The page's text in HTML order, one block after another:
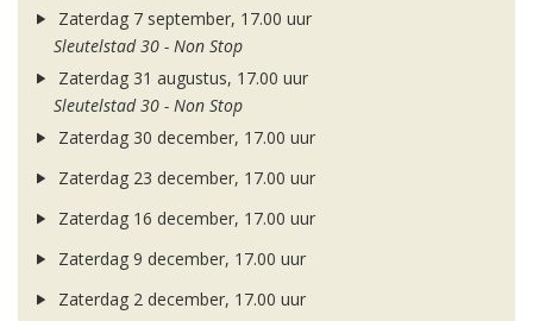
Zaterdag 7 september, 17.00 uur
Sleutelstad 30 - Non Stop
Zaterdag 31 augustus, 17.00 uur
Sleutelstad 30 - Non Stop
Zaterdag 30 december, 17.00 uur
Zaterdag 23 december, 17.00 uur
Zaterdag 16 december, 17.00 uur
Zaterdag 9 december, 17.00 uur
Zaterdag 2 december, 17.00 uur